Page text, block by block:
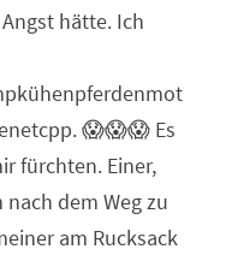
hätte. Ich
😱😱😱 Es
fürchten. Einer,
dem Weg zu
am Rucksack